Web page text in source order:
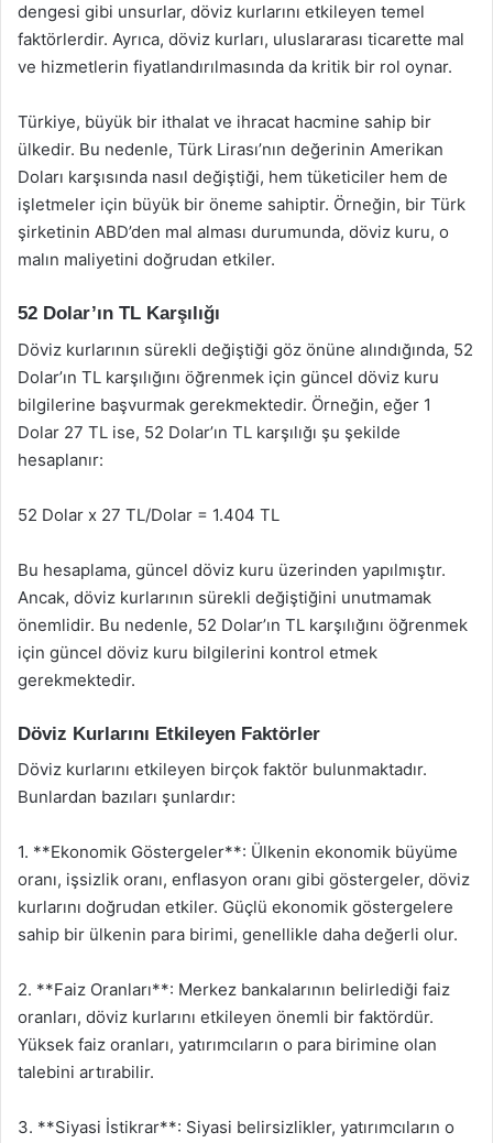
dengesi gibi unsurlar, döviz kurlarını etkileyen temel
faktörlerdir. Ayrıca, döviz kurları, uluslararası ticarette mal
ve hizmetlerin fiyatlandırılmasında da kritik bir rol oynar.
Türkiye, büyük bir ithalat ve ihracat hacmine sahip bir
ülkedir. Bu nedenle, Türk Lirası’nın değerinin Amerikan
Doları karşısında nasıl değiştiği, hem tüketiciler hem de
işletmeler için büyük bir öneme sahiptir. Örneğin, bir Türk
şirketinin ABD’den mal alması durumunda, döviz kuru, o
malın maliyetini doğrudan etkiler.
52 Dolar’ın TL Karşılığı
Döviz kurlarının sürekli değiştiği göz önüne alındığında, 52
Dolar’ın TL karşılığını öğrenmek için güncel döviz kuru
bilgilerine başvurmak gerekmektedir. Örneğin, eğer 1
Dolar 27 TL ise, 52 Dolar’ın TL karşılığı şu şekilde
hesaplanır:
52 Dolar x 27 TL/Dolar = 1.404 TL
Bu hesaplama, güncel döviz kuru üzerinden yapılmıştır.
Ancak, döviz kurlarının sürekli değiştiğini unutmamak
önemlidir. Bu nedenle, 52 Dolar’ın TL karşılığını öğrenmek
için güncel döviz kuru bilgilerini kontrol etmek
gerekmektedir.
Döviz Kurlarını Etkileyen Faktörler
Döviz kurlarını etkileyen birçok faktör bulunmaktadır.
Bunlardan bazıları şunlardır:
1. **Ekonomik Göstergeler**: Ülkenin ekonomik büyüme
oranı, işsizlik oranı, enflasyon oranı gibi göstergeler, döviz
kurlarını doğrudan etkiler. Güçlü ekonomik göstergelere
sahip bir ülkenin para birimi, genellikle daha değerli olur.
2. **Faiz Oranları**: Merkez bankalarının belirlediği faiz
oranları, döviz kurlarını etkileyen önemli bir faktördür.
Yüksek faiz oranları, yatırımcıların o para birimine olan
talebini artırabilir.
3. **Siyasi İstikrar**: Siyasi belirsizlikler, yatırımcıların o